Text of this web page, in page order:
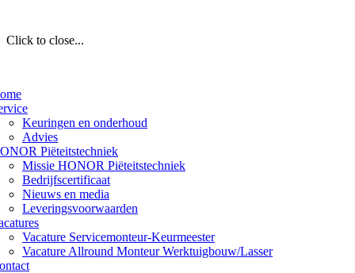
Click to close...
Keuringen en onderhoud
Advies
Piëteitstechniek
Missie HONOR Piëteitstechniek
Bedrijfscertificaat
Nieuws en media
Leveringsvoorwaarden
Vacature Servicemonteur-Keurmeester
Vacature Allround Monteur Werktuigbouw/Lasser